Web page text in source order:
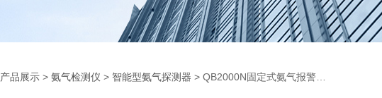
产品展示 > 氨气检测仪 > 智能型氨气探测器 > QB2000N固定式氨气报警器智能型